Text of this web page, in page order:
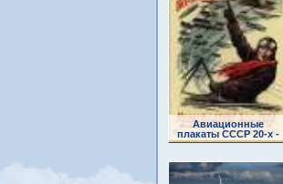
Авиационные
плакаты СССР 20-х -
30-х годов